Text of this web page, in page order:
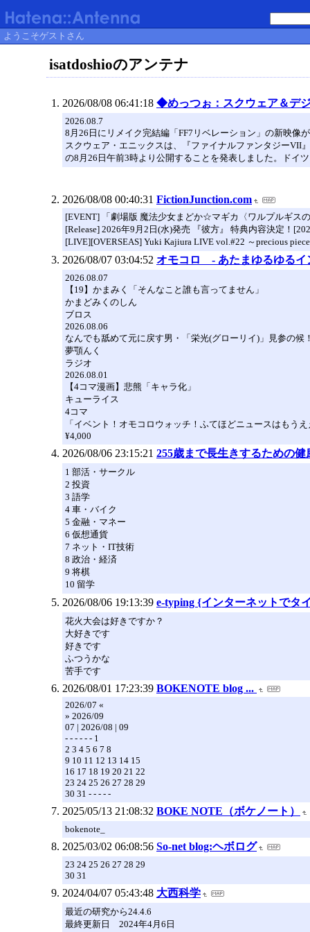
ようこそゲストさん
isatdoshioのアンテナ
2026/08/08 06:41:18 ◆めっつぉ：スクウェア＆デ
2026.08.7
8月26日にリメイク完結編「FF7リベレーション」の新映像
スクウェア・エニックスは、『ファイナルファンタジーVII
の8月26日午前3時より公開することを発表しました。ドイ
2026/08/08 00:40:31 FictionJunction.com
[EVENT] 「劇場版 魔法少女まどか☆マギカ〈ワルプルギス
[Release] 2026年9月2日(水)発売 『彼方』 特典内容決定！
[LIVE][OVERSEAS] Yuki Kajiura LIVE vol.#22 ～precious
2026/08/07 03:04:52 オモコロ - あたまゆるゆるイ
2026.08.07
【19】かまみく「そんなこと誰も言ってません」
かまどみくのしん
ブロス
2026.08.06
なんでも舐めて元に戻す男・「栄光(グローリイ)」見参の候
夢顎んく
ラジオ
2026.08.01
【4コマ漫画】悲熊「キャラ化」
キューライス
4コマ
「イベント！オモコロウォッチ！ふてほどニュースはもう
¥4,000
2026/08/06 23:15:21 255歳まで長生きするための健
1 部活・サークル
2 投資
3 語学
4 車・バイク
5 金融・マネー
6 仮想通貨
7 ネット・IT技術
8 政治・経済
9 将棋
10 留学
2026/08/06 19:13:39 e-typing {インターネットでタ
花火大会は好きですか？
大好きです
好きです
ふつうかな
苦手です
2026/08/01 17:23:39 BOKENOTE blog ...
2026/07 «
» 2026/09
07 | 2026/08 | 09
- - - - - - 1
2 3 4 5 6 7 8
9 10 11 12 13 14 15
16 17 18 19 20 21 22
23 24 25 26 27 28 29
30 31 - - - - -
2025/05/13 21:08:32 BOKE NOTE（ボケノート）
bokenote_
2025/03/02 06:08:56 So-net blog:ヘボログ
23 24 25 26 27 28 29
30 31
2024/04/07 05:43:48 大西科学
最近の研究から24.4.6
最終更新日 2024年4月6日